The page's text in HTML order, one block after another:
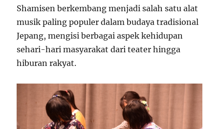
Shamisen berkembang menjadi salah satu alat
musik paling populer dalam budaya tradisional
Jepang, mengisi berbagai aspek kehidupan
sehari-hari masyarakat dari teater hingga
hiburan rakyat.